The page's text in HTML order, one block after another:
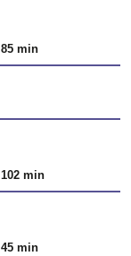
85 min
102 min
45 min